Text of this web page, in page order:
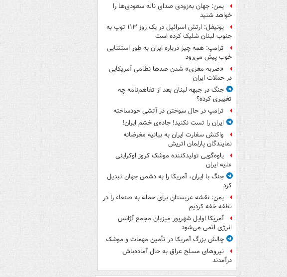
یمن: جهان به‌زودی صدای ناله سعودی‌ها را
خواهد شنید
یونیفل: ارتش اسرائیل در یک روز ۱۱۳ توپ به
جنوب لبنان شلیک کرده است
ترامپ: همه چیز درباره ایران به طور استثنایی
خوب پیش می‌رود
«ضربه مغزی» شدن صدها نظامی آمریکایی
در حملات ایران
جنگ در جبهه لبنان بعد از تفاهم‌نامه چه
تغییری کرده؟
ترامپ در حال سوختن در آتشی خودساخته
ایران را تست نکنید! جاده‌ی خشم ایران!
واکنش سفارت ایران به بیانیه مغرضانه
نمایندگان پارلمان اتریش
یاوه‌گویی تولیدکننده موشک کروز اوکراینی
علیه ایران
جنگ با ایران، آمریکا را به دشمن جهان تبدیل
کرد
یمن: نقشه عربستان برای حمله به صنعاء را در
نطفه خفه کردیم
آمریکا اوایل شهریور میزبان مجمع آژانس
انرژی اتمی می‌شود
چالش بزرگ آمریکا در تأمین مهمات و موشک
نیروهای مسلح عراق به حال آماده‌باش
درآمدند